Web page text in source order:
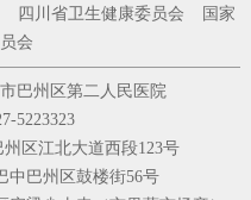
四川省卫生健康委员会
国家
会
巴州区第二人民医院
5223323
区江北大道西段123号
中巴州区鼓楼街56号